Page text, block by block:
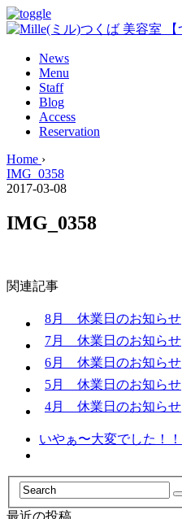
News
Menu
Staff
Blog
Access
Reservation
Home ›
IMG_0358
2017-03-08
IMG_0358
関連記事
8月 休業日のお知らせ
7月 休業日のお知らせ
6月 休業日のお知らせ
5月 休業日のお知らせ
4月 休業日のお知らせ
いやぁ〜大変でした！！